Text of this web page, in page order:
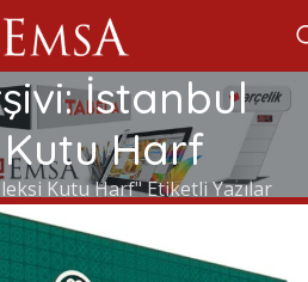
İstanbul
Kutu Harf
Kutu Harf" Etiketli Yazılar